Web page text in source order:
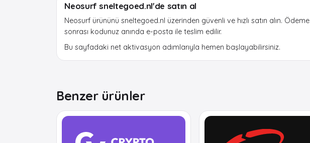
Neosurf sneltegoed.nl'de satın al
Neosurf ürününü sneltegoed.nl üzerinden güvenli ve hızlı satın alın. Ödeme
sonrası kodunuz anında e-posta ile teslim edilir.
Bu sayfadaki net aktivasyon adımlarıyla hemen başlayabilirsiniz.
Benzer ürünler